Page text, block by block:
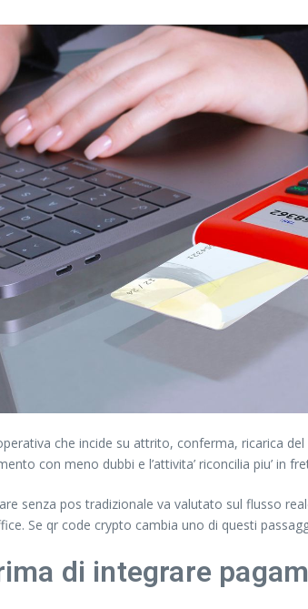
che incide su attrito, conferma, ricarica
con meno dubbi e l’attivita’ riconcilia piu’ in
senza pos tradizionale va valutato sul flusso
Se qr code crypto cambia uno di questi
di integrare